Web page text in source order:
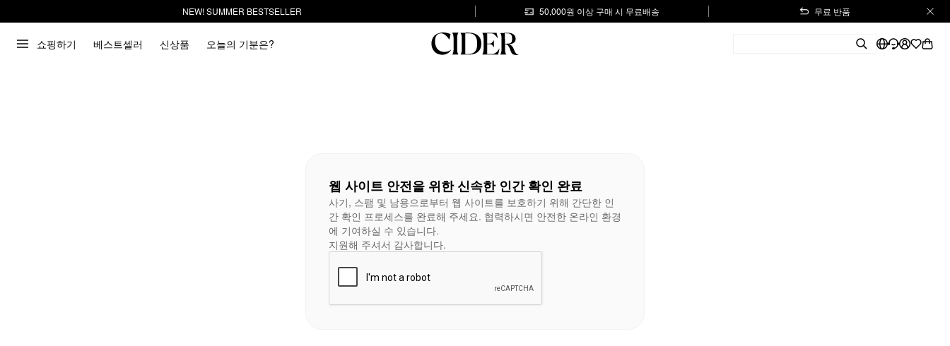
NEW! SUMMER BESTSELLER 50,000원 이상 구매 시 무료배송 무료 반품
쇼핑하기 베스트셀러 신상품 오늘의 기분은?
웹 사이트 안전을 위한 신속한 인간 확인 완료
사기, 스팸 및 남용으로부터 웹 사이트를 보호하기 위해 간단한 인
간 확인 프로세스를 완료해 주세요. 협력하시면 안전한 온라인 환경
에 기여하실 수 있습니다.
지원해 주셔서 감사합니다.